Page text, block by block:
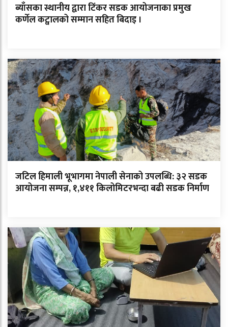
ब्याँसका स्थानीय द्वारा टिंकर सडक आयोजनाका प्रमुख
कर्णेल कट्वालको सम्मान सहित बिदाइ ।
जटिल हिमाली भूभागमा नेपाली सेनाको उपलब्धि: ३२ सडक
आयोजना सम्पन्न, १,४११ किलोमिटरभन्दा बढी सडक निर्माण